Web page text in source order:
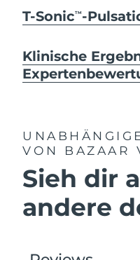
T-SonicTM -
Klinische
VON BAZAAR
Sieh dir
andere